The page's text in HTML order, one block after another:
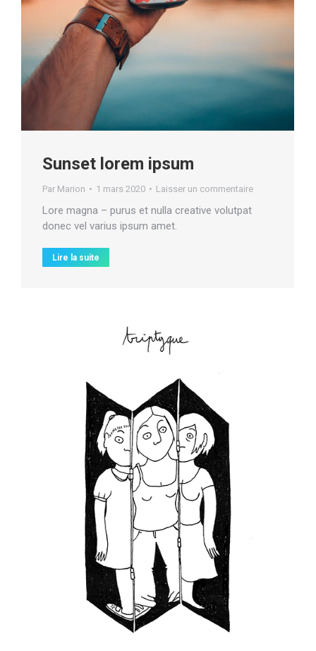
Sunset lorem ipsum
Par Marion 1 mars 2020 Laisser un commentaire
Lore magna – purus et nulla creative volutpat
donec vel varius ipsum amet.
Lire la suite